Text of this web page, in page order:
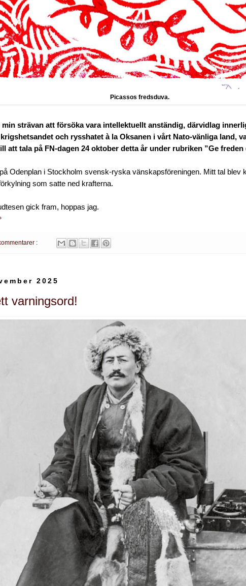
Picassos fredsduva.
min strävan att försöka vara intellektuellt anständig, därvidlag
och rysshatet à la Oksanen i vårt Nato-vänliga land,
att tala på FN-dagen 24 oktober detta år under rubriken ”Ge freden
Odenplan i Stockholm svensk-ryska vänskapsföreningen. Mitt tal blev
som satte ned krafterna.
gick fram, hoppas jag.
:
2025
varningsord!